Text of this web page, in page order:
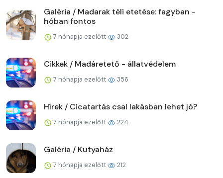
Galéria / Madarak téli etetése: fagyban -
hóban fontos
7 hónapja ezelőtt 302
Cikkek / Madáretető - állatvédelem
7 hónapja ezelőtt 356
Hírek / Cicatartás csal lakásban lehet jó?
7 hónapja ezelőtt 224
Galéria / Kutyaház
7 hónapja ezelőtt 212